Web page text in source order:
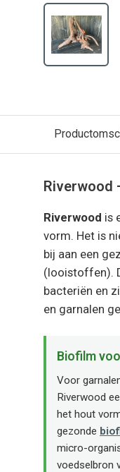
Riverwood
Riverwood is
vorm. Het is
bij aan een
(looistoffen).
bacteriën en
en garnalen
Biofilm
Voor
Riverwood
het hout
gezonde
micro-
voedselbron